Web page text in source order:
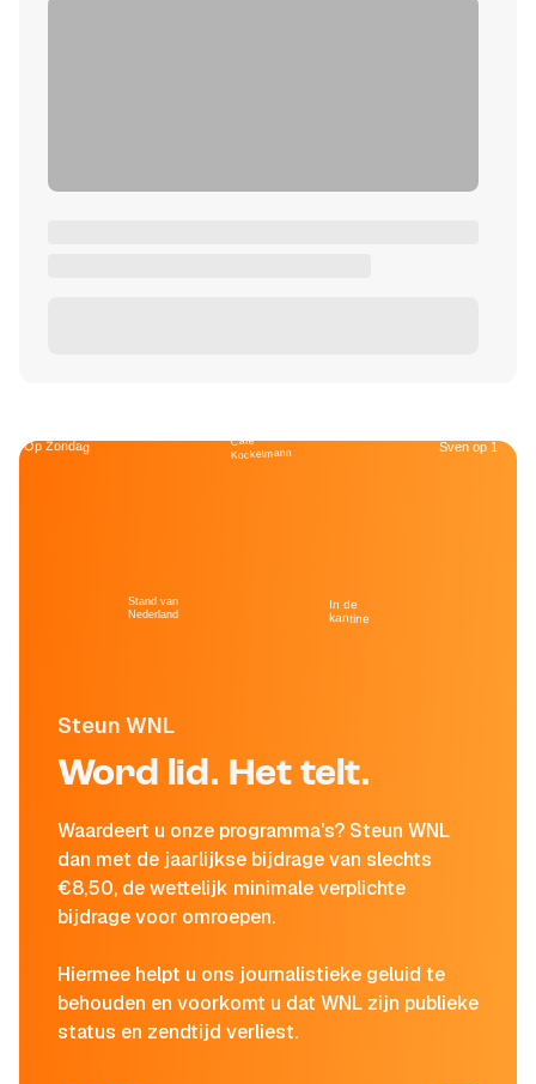
Steun WNL
Word lid. Het telt.
Waardeert u onze programma's? Steun WNL
dan met de jaarlijkse bijdrage van slechts
€8,50, de wettelijk minimale verplichte
bijdrage voor omroepen.
Hiermee helpt u ons journalistieke geluid te
behouden en voorkomt u dat WNL zijn publieke
status en zendtijd verliest.
Op Zondag
Stand van
Nederland
Café
Kockelmann
In de
kantine
Sven op 1